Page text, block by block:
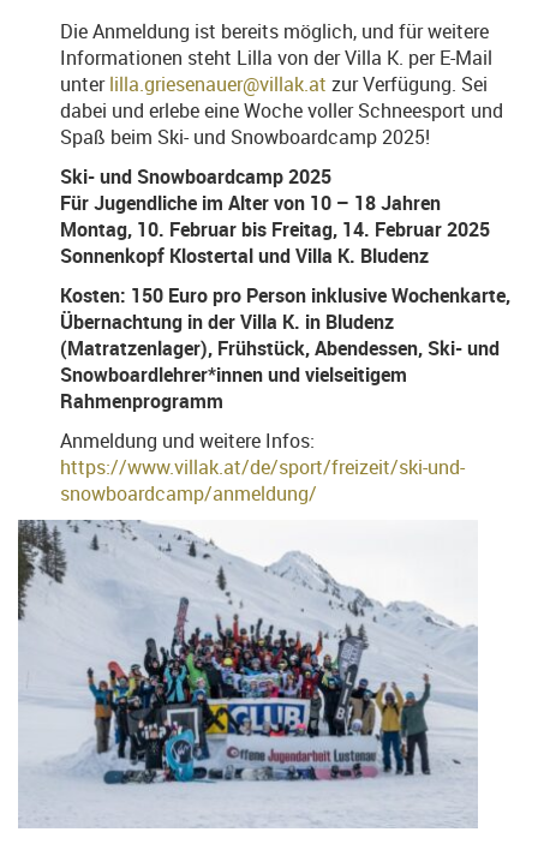
Die Anmeldung ist bereits möglich, und für weitere
Informationen steht Lilla von der Villa K. per E-Mail
unterlilla.griesenauer@villak.at zur Verfügung. Sei
dabei und erlebe eine Woche voller Schneesport und
Spaß beim Ski- und Snowboardcamp 2025!
Ski- und Snowboardcamp 2025
Für Jugendliche im Alter von 10 – 18 Jahren
Montag, 10. Februar bis Freitag, 14. Februar 2025
Sonnenkopf Klostertal und Villa K. Bludenz
Kosten: 150 Euro pro Person inklusive Wochenkarte,
Übernachtung in der Villa K. in Bludenz
(Matratzenlager), Frühstück, Abendessen, Ski- und
Snowboardlehrer*innen und vielseitigem
Rahmenprogramm
Anmeldung und weitere Infos:
https://www.villak.at/de/sport/freizeit/ski-und-
snowboardcamp/anmeldung/